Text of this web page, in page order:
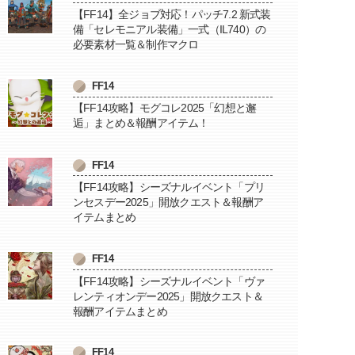
【FF14】全ジョブ対応！パッチ7.2 新式装
備「セレモニアル装備」一式（IL740）の
必要素材一覧＆制作マクロ
FF14
【FF14攻略】モグコレ2025「幻想と邂
逅」まとめ＆報酬アイテム！
FF14
【FF14攻略】シーズナルイベント「プリ
ンセスデー2025」開放クエスト＆報酬ア
イテムまとめ
FF14
【FF14攻略】シーズナルイベント「ヴァ
レンティオンデー2025」開放クエスト＆
報酬アイテムまとめ